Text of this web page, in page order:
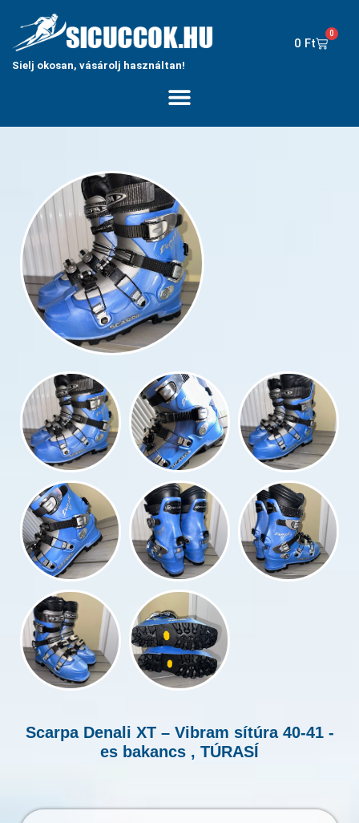
Sielj okosan, vásárolj használtan!
0 Ft
0
Scarpa Denali XT – Vibram sítúra 40-41 -
es bakancs , TÚRASÍ